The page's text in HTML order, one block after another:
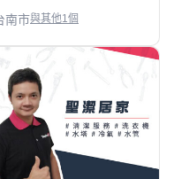
南市與其他1個